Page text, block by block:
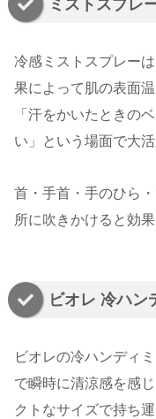
ミストスプレ
冷感ミストスプレー
果によって肌の表面
「汗をかいたときの
い」という場面で大活
首・手首・手のひら
所に吹きかけると効
ビオレ 冷ハン
ビオレの冷ハンディ
で瞬時に清涼感を感
クトなサイズで持ち